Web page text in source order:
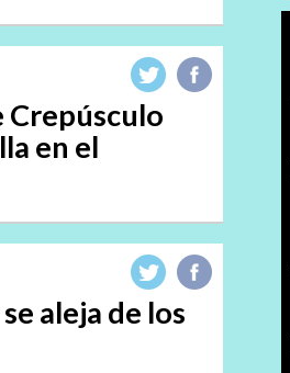
Crepúsculo
en el
aleja de los